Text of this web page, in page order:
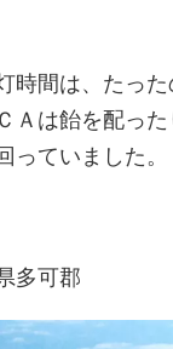
時間は、たった
Ａは飴を配っ
っていました。
多可郡